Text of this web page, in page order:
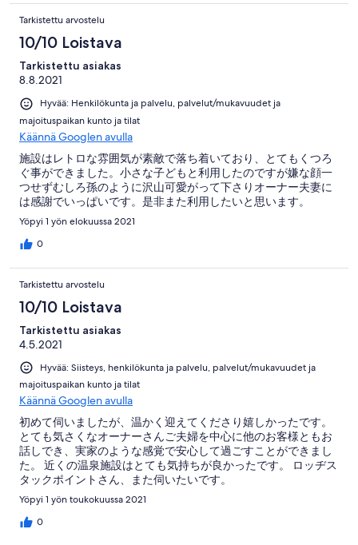
Tarkistettu arvostelu
10/10 Loistava
Tarkistettu asiakas
8.8.2021
Hyvää: Henkilökunta ja palvelu, palvelut/mukavuudet ja
majoituspaikan kunto ja tilat
Käännä Googlen avulla
施設はレトロな雰囲気が素敵で落ち着いており、とてもくつろ
ぐ事ができました。小さな子どもと利用したのですが嫌な顔一
つせずむしろ孫のように沢山可愛がって下さりオーナー夫妻に
は感謝でいっぱいです。是非また利用したいと思います。
Yöpyi 1 yön elokuussa 2021
0
Tarkistettu arvostelu
10/10 Loistava
Tarkistettu asiakas
4.5.2021
Hyvää: Siisteys, henkilökunta ja palvelu, palvelut/mukavuudet ja
majoituspaikan kunto ja tilat
Käännä Googlen avulla
初めて伺いましたが、温かく迎えてくださり嬉しかったです。
とても気さくなオーナーさんご夫婦を中心に他のお客様ともお
話しでき、実家のような感覚で安心して過ごすことができまし
た。 近くの温泉施設はとても気持ちが良かったです。 ロッヂス
タックポイントさん、また伺いたいです。
Yöpyi 1 yön toukokuussa 2021
0